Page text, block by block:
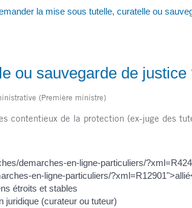
la mise sous tutelle, curatelle ou
ou sauvegarde de justice
(Première ministre)
contentieux de la protection (ex-juge des
demarches-en-ligne-particuliers/
en-ligne-particuliers/
étroits et stables
juridique (curateur ou tuteur)